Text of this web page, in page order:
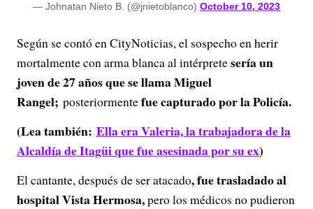
— Johnatan Nieto B. (@jnietoblanco) October 10, 2023
Según se contó en CityNoticias, el sospecho en herir
mortalmente con arma blanca al intérpretesería un
joven de 27 años que se llama Miguel
Rangel; posteriormentefue capturado por la Policía.
(Lea también: Ella era Valeria, la trabajadora de la
Alcaldía de Itagüi que fue asesinada por su ex)
El cantante, después de ser atacado, fue trasladado al
hospital Vista Hermosa,pero los médicos no pudieron